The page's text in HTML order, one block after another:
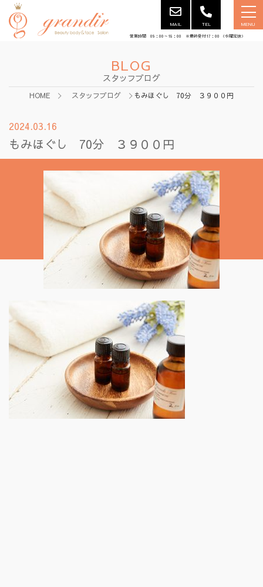
MAIL TEL MENU
営業時間 09：00～18：00 ※最終受付17：00 （水曜定休）
BLOG
スタッフブログ
HOME スタッフブログ もみほぐし 70分 ３９００円
2024.03.16
もみほぐし 70分 ３９００円